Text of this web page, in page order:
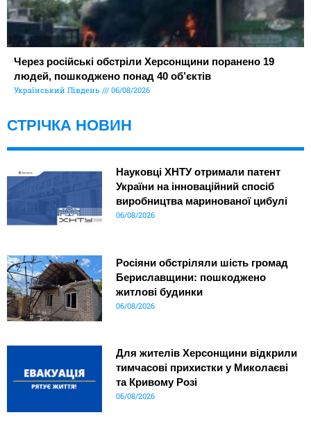
Через російські обстріли Херсонщини поранено 19
людей, пошкоджено понад 40 об’єктів
Український Південь 06/08/2026
СТРІЧКА НОВИН
Науковці ХНТУ отримали патент
України на інноваційний спосіб
виробництва маринованої цибулі
06/08/2026
Росіяни обстріляли шість громад
Бериславщини: пошкоджено
житлові будинки
06/08/2026
Для жителів Херсонщини відкрили
тимчасові прихистки у Миколаєві
та Кривому Розі
06/08/2026